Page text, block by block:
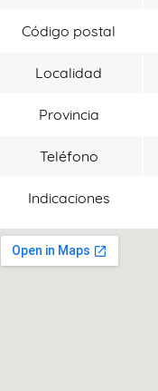
Código postal
Localidad
Provincia
Teléfono
Indicaciones